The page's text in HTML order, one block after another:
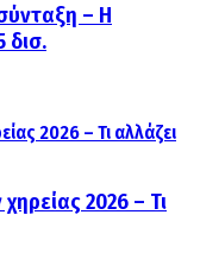
– Η
δισ.
2026 – Τι